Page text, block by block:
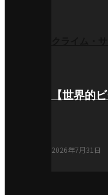
【世界的
2026年7月31日